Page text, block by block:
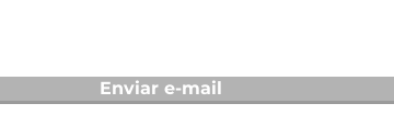
Enviar e-mail